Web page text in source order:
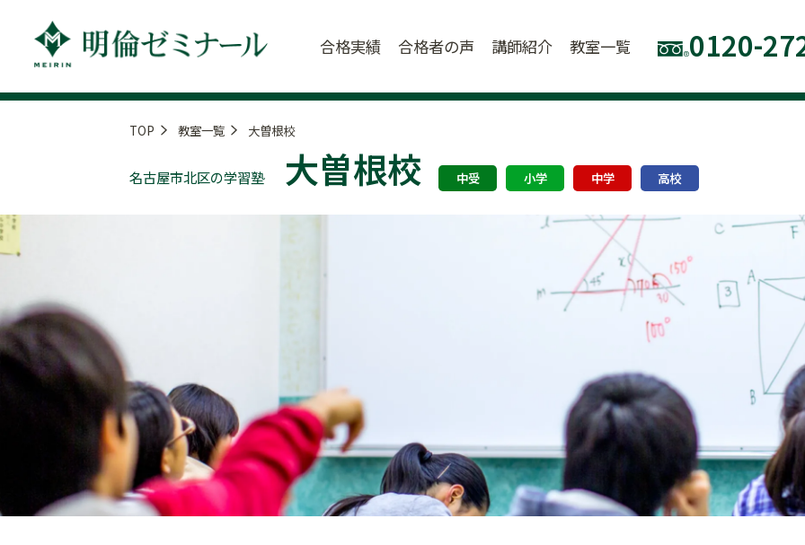
合格実績 合格者の声 講師紹介 教室一覧 0120-
TOP 教室一覧 大曽根校
名古屋市北区の学習塾 大曽根校 中受 小学 中学 高校